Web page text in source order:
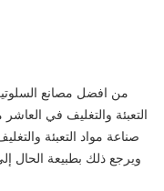
التعبئة والتغليف في
صناعة مواد التعبئة
ويرجع ذلك بطبيعة الحال